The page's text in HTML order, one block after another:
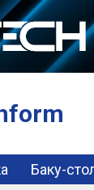
Баку-